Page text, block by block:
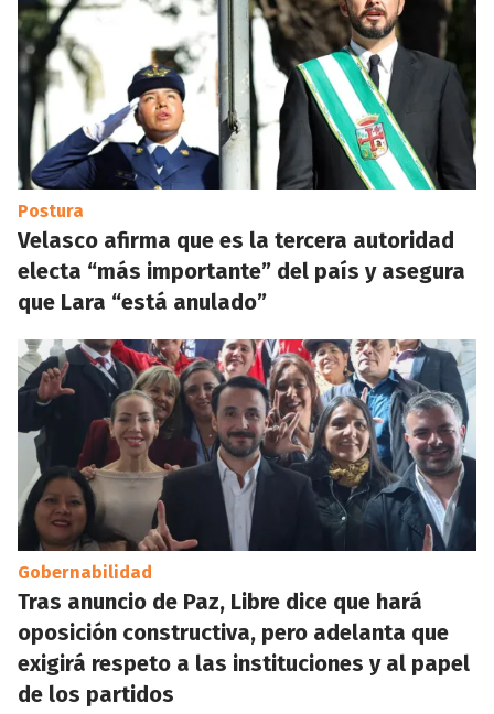
Postura
Velasco afirma que es la tercera autoridad
electa “más importante” del país y asegura
que Lara “está anulado”
Gobernabilidad
Tras anuncio de Paz, Libre dice que hará
oposición constructiva, pero adelanta que
exigirá respeto a las instituciones y al papel
de los partidos